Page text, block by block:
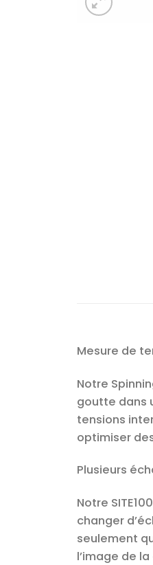
Mesure de
Notre
goutte dans
tensions
optimiser
Plusieurs
Notre
changer
seulement
l’image de